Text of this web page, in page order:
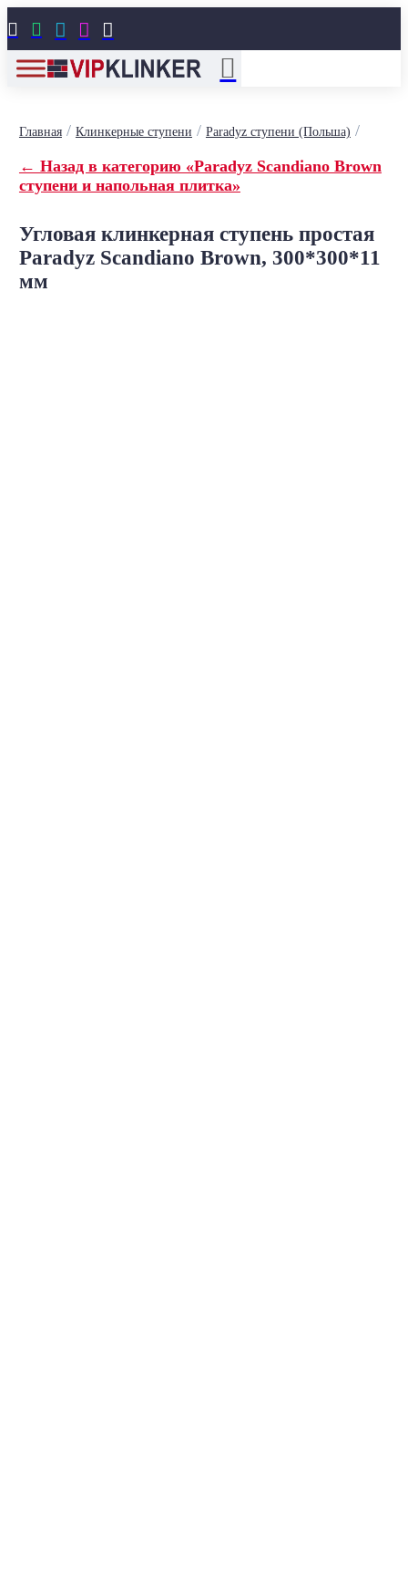
    
Главная/ Клинкерные ступени / Paradyz ступени (Польша) /
← Назад в категорию «Paradyz Scandiano Brown
ступени и напольная плитка»
Угловая клинкерная ступень простая
Paradyz Scandiano Brown, 300*300*11
мм